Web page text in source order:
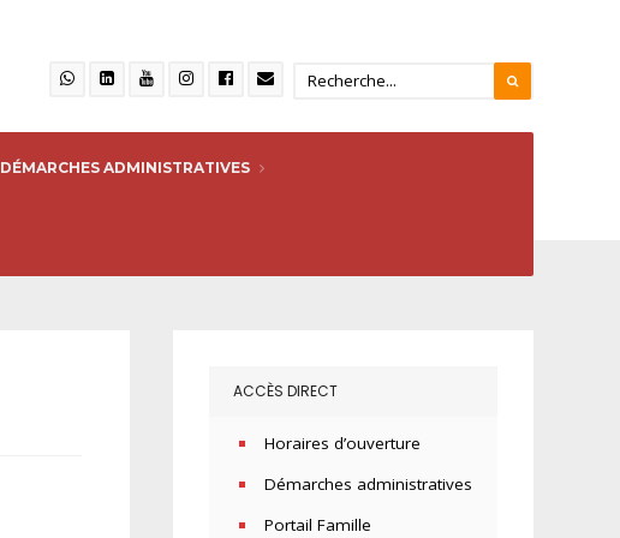
DÉMARCHES ADMINISTRATIVES
ACCÈS DIRECT
Horaires d’ouverture
Démarches administratives
Portail Famille